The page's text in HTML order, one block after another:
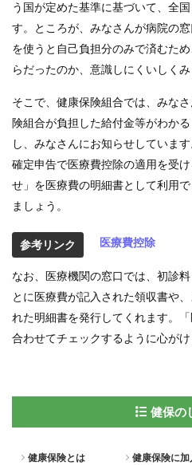
各
種
手
続
き
申
請
書
一
覧
よ
あ
る
問
組合案
内
う国が定めた基準に基づいて、全
す。ところが、みなさんが病院の
を使うと自己負担分のみで済むた
らだったのか、意識しにくいしくみ
そこで、健康保険組合では、みな
険組合が負担した給付金等がわか
し、みなさんにお知らせしています
確定申告で医療費控除の適用を受
せ」を医療費の明細書として利用
ましょう。
参考リンク 医療費控除
なお、医療機関の窓口では、初診
とに医療費が記入された領収書や
れた明細書を発行してくれます。
合わせてチェックするように心がけ
健保の
健康保険とは
健康保険に加